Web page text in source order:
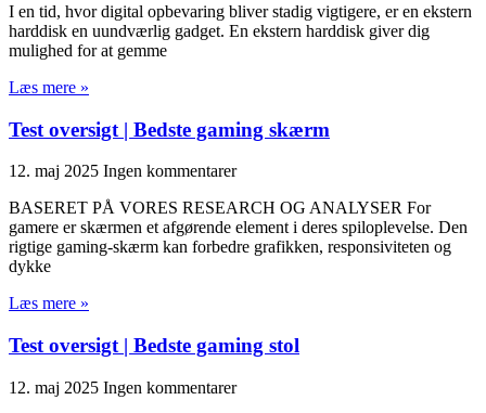
I en tid, hvor digital opbevaring bliver stadig vigtigere, er en ekstern
harddisk en uundværlig gadget. En ekstern harddisk giver dig
mulighed for at gemme
Læs mere »
Test oversigt | Bedste gaming skærm
12. maj 2025 Ingen kommentarer
BASERET PÅ VORES RESEARCH OG ANALYSER For
gamere er skærmen et afgørende element i deres spiloplevelse. Den
rigtige gaming-skærm kan forbedre grafikken, responsiviteten og
dykke
Læs mere »
Test oversigt | Bedste gaming stol
12. maj 2025 Ingen kommentarer